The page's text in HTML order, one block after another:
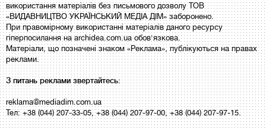
використання матеріалів без письмового дозволу ТОВ
«ВИДАВНИЦТВО УКРАЇНСЬКИЙ МЕДІА ДІМ» заборонено.
При правомірному використанні матеріалів даного ресурсу
гіперпосилання на archidea.com.ua обов'язкова.
Матеріали, що позначені знаком «Реклама», публікуються на правах
реклами.
З питань реклами звертайтесь:
reklama@mediadim.com.ua
Тел: +38 (044) 207-33-05, +38 (044) 207-97-00, +38 (044) 207-97-15.